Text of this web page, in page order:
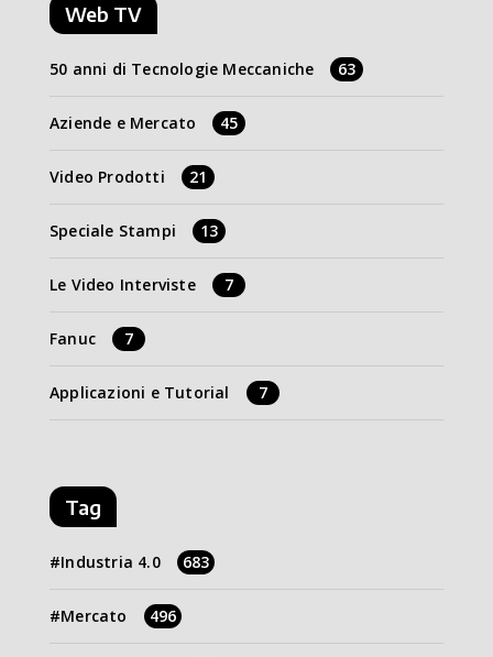
Web TV
50 anni di Tecnologie Meccaniche 63
Aziende e Mercato 45
Video Prodotti 21
Speciale Stampi 13
Le Video Interviste 7
Fanuc 7
Applicazioni e Tutorial 7
Tag
Industria 4.0 683
Mercato 496